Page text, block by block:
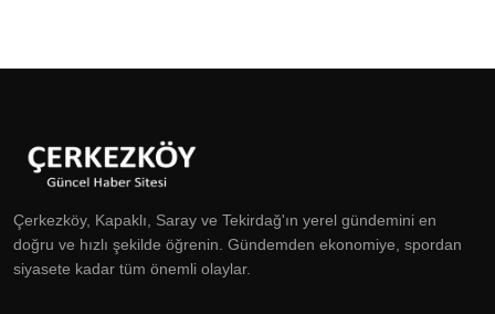
Çerkezköy, Kapaklı, Saray ve Tekirdağ'ın yerel gündemini en
doğru ve hızlı şekilde öğrenin. Gündemden ekonomiye, spordan
siyasete kadar tüm önemli olaylar.